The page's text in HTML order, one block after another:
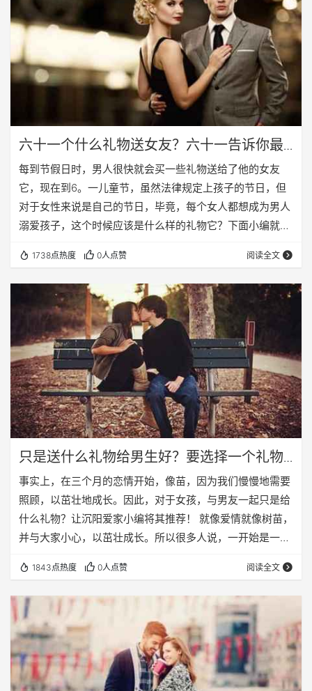
孩很绝情，但她只是不想欠别人的爱，也不想给别人希望
留。所以，如果当一个女孩不接受你的礼物，她没有一…
六十一个什么礼物送女友？六十一告诉你最
好的选择，送女友的礼物！
每到节假日时，男人很快就会买一些礼物送给了他的女友
它，现在到6。一儿童节，虽然法律规定上孩子的节日，但
对于女性来说是自己的节日，毕竟，每个女人都想成为男人
溺爱孩子，这个时候应该是什么样的礼物它？下面小编就为
孩是一个美女，和珠宝可以使它更辽宁省沈阳征婚吧漂亮的
女孩。然后，选择一个时尚饰品作为礼物送给女孩子，我相
信女孩子会喜欢。当然，选择首饰是有技巧的，如果送朋
友，不送戒指。发送一条项链，耳环，发夹都是比较不错的
选择。 六十一的最佳选择送女友的两个礼物，娃娃 现在
的…
1738点热度 0人点赞 阅读全文
只是送什么礼物给男生好？要选择一个礼物
送男生
事实上，在三个月的恋情开始，像苗，因为我们慢慢地需要
照顾，以茁壮地成长。因此，对于女孩，与男友一起只是给
什么礼物？让沉阳爱家小编将其推荐！ 就像爱情就像树苗，
并与大家小心，以茁壮成长。所以很多人说，一开始是一对
粗鲁，但开始让男友高兴，觉得它温暖之前，所以刚开始的
时候？沉阳爱家，今天小编推荐一些合适的礼品馈赠给你的
女孩谁希望对大家有所帮助。 为了从男孩选择的礼物1，巧
克力 我们都知道，肯定是吃一些征婚信息沈阳甜食可以使我
们的心情变得更加好，因为糖让我们产生多巴胺，从…
1843点热度 0人点赞 阅读全文